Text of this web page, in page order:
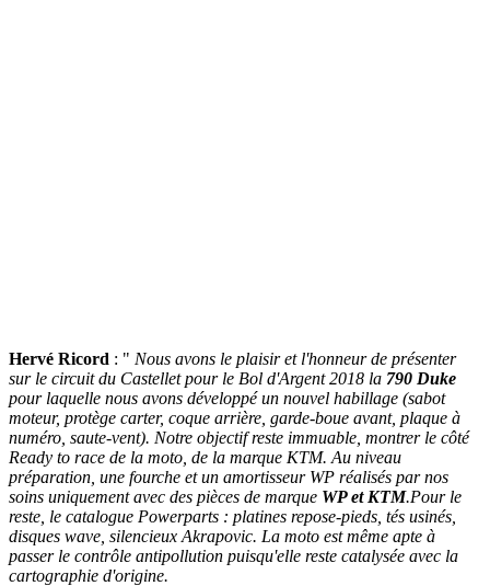
Hervé Ricord : " Nous avons le plaisir et l'honneur de présenter
sur le circuit du Castellet pour le Bol d'Argent 2018 la 790 Duke
pour laquelle nous avons développé un nouvel habillage (sabot
moteur, protège carter, coque arrière, garde-boue avant, plaque à
numéro, saute-vent). Notre objectif reste immuable, montrer le côté
Ready to race de la moto, de la marque KTM. Au niveau
préparation, une fourche et un amortisseur WP réalisés par nos
soins uniquement avec des pièces de marque WP et KTM.Pour le
reste, le catalogue Powerparts : platines repose-pieds, tés usinés,
disques wave, silencieux Akrapovic. La moto est même apte à
passer le contrôle antipollution puisqu'elle reste catalysée avec la
cartographie d'origine.